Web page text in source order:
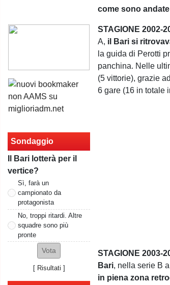
Sondaggio
Il Bari lotterà per il
vertice?
Sì, farà un
campionato da
protagonista
No, troppi ritardi. Altre
squadre sono più
pronte
[ Risultati ]
come sono andate
STAGIONE 2002-
A, il Bari si
la guida di Perotti
panchina. Nelle
(5 vittorie), grazie
6 gare (16 in totale
STAGIONE 2003-
Bari, nella serie B
in piena zona